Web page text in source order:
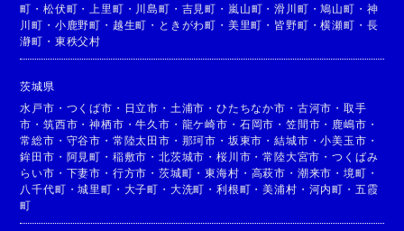
町 ・松伏町 ・ 上里町 ・ 川島町 ・ 吉見町 ・ 嵐山町 ・滑川町 ・鳩山町 ・ 神
川町 ・ 小鹿野町 ・ 越生町 ・ ときがわ町 ・ 美里町 ・ 皆野町 ・横瀬町 ・ 長
瀞町 ・ 東秩父村
茨城県
水戸市 ・ つくば市 ・ 日立市 ・ 土浦市 ・ひたちなか市 ・ 古河市 ・ 取手
市 ・筑西市 ・神栖市 ・牛久市 ・ 龍ケ崎市 ・ 石岡市 ・ 笠間市 ・ 鹿嶋市 ・
常総市 ・ 守谷市 ・ 常陸太田市 ・ 那珂市 ・ 坂東市 ・結城市 ・小美玉市 ・
鉾田市 ・ 阿見町 ・ 稲敷市 ・北茨城市 ・桜川市 ・常陸大宮市 ・つくばみ
らい市 ・ 下妻市 ・ 行方市 ・茨城町 ・東海村 ・ 高萩市 ・ 潮来市 ・ 境町 ・
八千代町 ・城里町 ・ 大子町 ・ 大洗町 ・利根町 ・美浦村 ・ 河内町 ・ 五霞
町